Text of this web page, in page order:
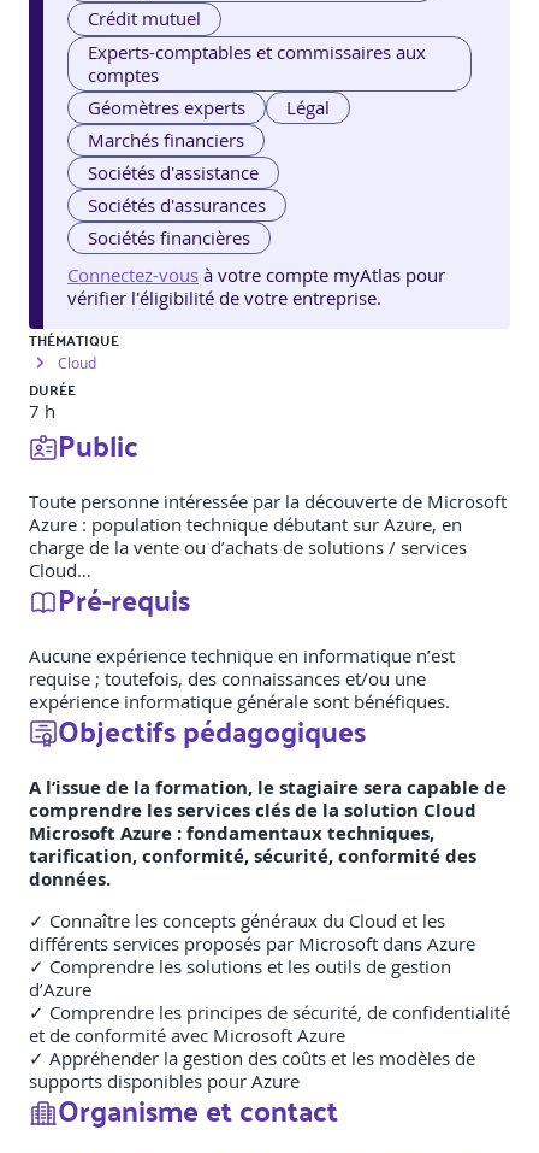
Crédit mutuel
Experts-comptables et commissaires aux
comptes
Géomètres experts
Légal
Marchés financiers
Sociétés d'assistance
Sociétés d'assurances
Sociétés financières
Connectez-vous à votre compte myAtlas pour
vérifier l'éligibilité de votre entreprise.
THÉMATIQUE
Cloud
DURÉE
7 h
Public
Toute personne intéressée par la découverte de Microsoft
Azure : population technique débutant sur Azure, en
charge de la vente ou d’achats de solutions / services
Cloud…
Pré-requis
Aucune expérience technique en informatique n’est
requise ; toutefois, des connaissances et/ou une
expérience informatique générale sont bénéfiques.
Objectifs pédagogiques
A l’issue de la formation, le stagiaire sera capable de
comprendre les services clés de la solution Cloud
Microsoft Azure : fondamentaux techniques,
tarification, conformité, sécurité, conformité des
données.
✓ Connaître les concepts généraux du Cloud et les
différents services proposés par Microsoft dans Azure
✓ Comprendre les solutions et les outils de gestion
d’Azure
✓ Comprendre les principes de sécurité, de confidentialité
et de conformité avec Microsoft Azure
✓ Appréhender la gestion des coûts et les modèles de
supports disponibles pour Azure
Organisme et contact